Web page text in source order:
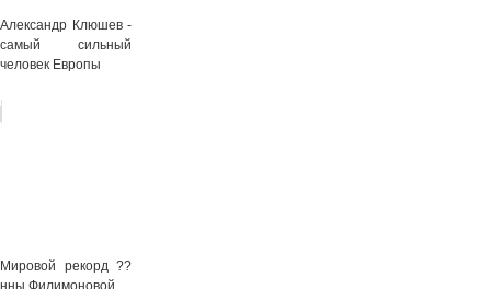
Александр Клюшев -
самый сильный
человек Европы
Мировой рекорд ??
нны Филимоновой